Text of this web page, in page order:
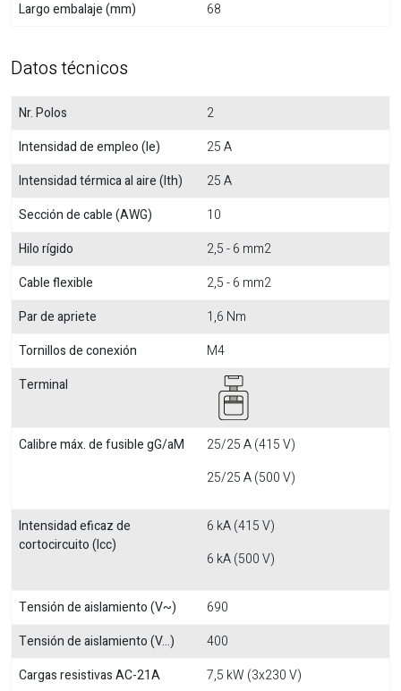
Largo embalaje (mm)
68
Datos técnicos
Nr. Polos
2
Intensidad de empleo (Ie)
25 A
Intensidad térmica al aire (Ith)
25 A
Sección de cable (AWG)
10
Hilo rígido
2,5 - 6 mm2
Cable flexible
2,5 - 6 mm2
Par de apriete
1,6 Nm
Tornillos de conexión
M4
Terminal
Calibre máx. de fusible gG/aM
25/25 A (415 V)
25/25 A (500 V)
Intensidad eficaz de
cortocircuito (Icc)
6 kA (415 V)
6 kA (500 V)
Tensión de aislamiento (V~)
690
Tensión de aislamiento (V...)
400
Cargas resistivas AC-21A
7,5 kW (3x230 V)